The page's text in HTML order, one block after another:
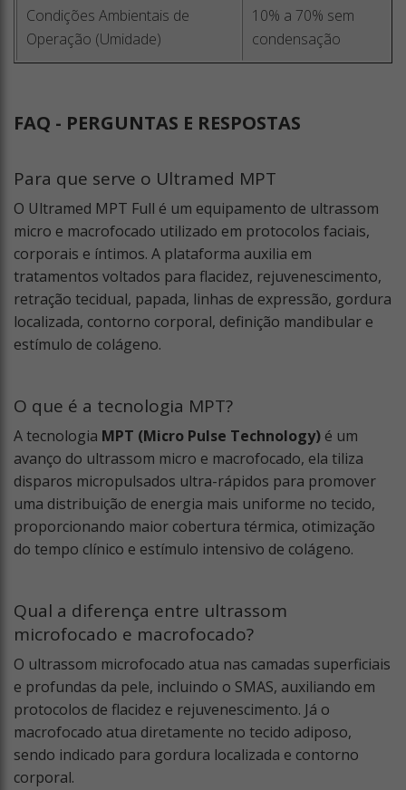
Condições Ambientais de
Operação (Umidade)
10% a 70% sem
condensação
FAQ - PERGUNTAS E RESPOSTAS
Para que serve o Ultramed MPT
O Ultramed MPT Full é um equipamento de ultrassom
micro e macrofocado utilizado em protocolos faciais,
corporais e íntimos. A plataforma auxilia em
tratamentos voltados para flacidez, rejuvenescimento,
retração tecidual, papada, linhas de expressão, gordura
localizada, contorno corporal, definição mandibular e
estímulo de colágeno.
O que é a tecnologia MPT?
A tecnologia MPT (Micro Pulse Technology) é um
avanço do ultrassom micro e macrofocado, ela tiliza
disparos micropulsados ultra-rápidos para promover
uma distribuição de energia mais uniforme no tecido,
proporcionando maior cobertura térmica, otimização
do tempo clínico e estímulo intensivo de colágeno.
Qual a diferença entre ultrassom
microfocado e macrofocado?
O ultrassom microfocado atua nas camadas superficiais
e profundas da pele, incluindo o SMAS, auxiliando em
protocolos de flacidez e rejuvenescimento. Já o
macrofocado atua diretamente no tecido adiposo,
sendo indicado para gordura localizada e contorno
corporal.